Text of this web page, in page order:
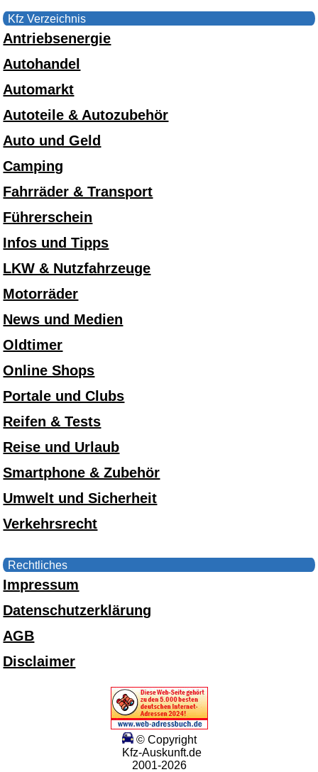
Kfz Verzeichnis
Antriebsenergie
Autohandel
Automarkt
Autoteile & Autozubehör
Auto und Geld
Camping
Fahrräder & Transport
Führerschein
Infos und Tipps
LKW & Nutzfahrzeuge
Motorräder
News und Medien
Oldtimer
Online Shops
Portale und Clubs
Reifen & Tests
Reise und Urlaub
Smartphone & Zubehör
Umwelt und Sicherheit
Verkehrsrecht
Rechtliches
Impressum
Datenschutzerklärung
AGB
Disclaimer
© Copyright
Kfz-Auskunft.de
2001-2026